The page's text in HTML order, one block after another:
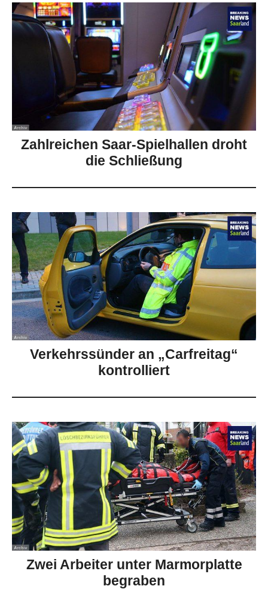
Zahlreichen Saar-Spielhallen droht
die Schließung
Verkehrssünder an „Carfreitag“
kontrolliert
Zwei Arbeiter unter Marmorplatte
begraben